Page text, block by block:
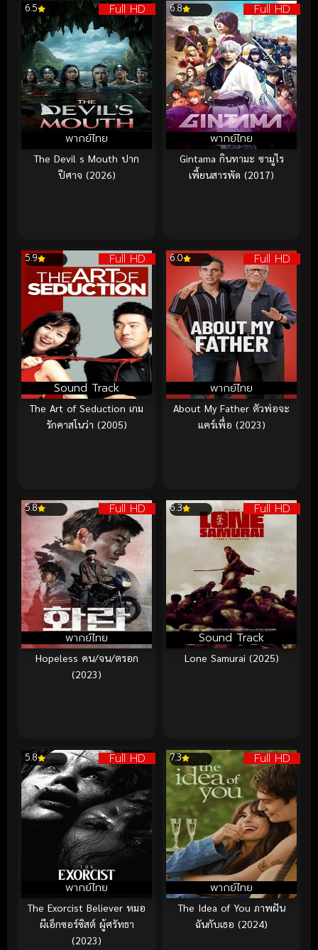
Full HD
พากย์ไทย
6.5
The Devil s Mouth ปาก
ปีศาจ (2026)
Full HD
พากย์ไทย
6.8
Gintama กินทามะ ซามูไร
เพี้ยนสารพัด (2017)
Full HD
Sound Track
5.9
The Art of Seduction เกม
รักคาสโนว่า (2005)
Full HD
พากย์ไทย
6.0
About My Father ตัวพ่อจะ
แคร์เพื่อ (2023)
Full HD
พากย์ไทย
5.8
Hopeless คน/จน/ตรอก
(2023)
Full HD
Sound Track
6.3
Lone Samurai (2025)
Full HD
พากย์ไทย
5.8
The Exorcist Believer หมอ
ผีเอ็กซอร์ซิสต์ ผู้ศรัทธา
(2023)
Full HD
พากย์ไทย
7.3
The Idea of You ภาพฝัน
ฉันกับเธอ (2024)